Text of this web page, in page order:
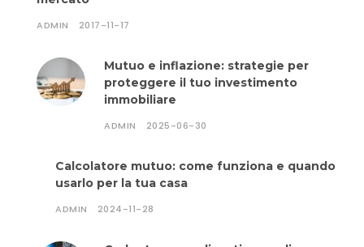
ADMIN 2017-11-17
Mutuo e inflazione: strategie per
proteggere il tuo investimento
immobiliare
ADMIN 2025-06-30
Calcolatore mutuo: come funziona e quando
usarlo per la tua casa
ADMIN 2024-11-28